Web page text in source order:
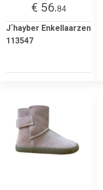
€ 56.84
J´hayber Enkellaarzen
113547